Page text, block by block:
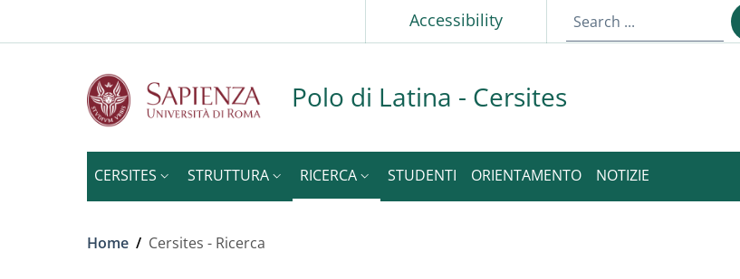
Slim topAccessibility
Polo di Latina - Cersites
CERSITES STRUTTURA RICERCA STUDENTI ORIENTAMENTO NOTIZIE
Breadcrumb
Home / Cersites - Ricerca